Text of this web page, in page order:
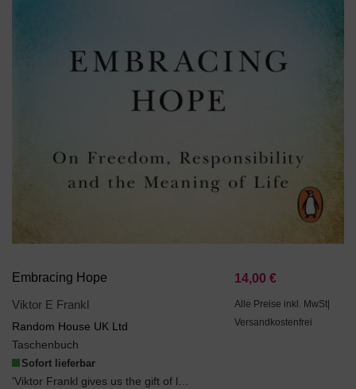
Embracing Hope
Viktor E Frankl
Random House UK Ltd
Taschenbuch
Sofort lieferbar
14,00 €
Alle Preise inkl. MwSt|
Versandkostenfrei